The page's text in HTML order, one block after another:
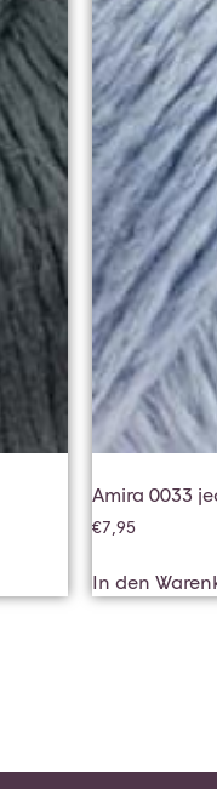
Amira 0033
€7,95
In den